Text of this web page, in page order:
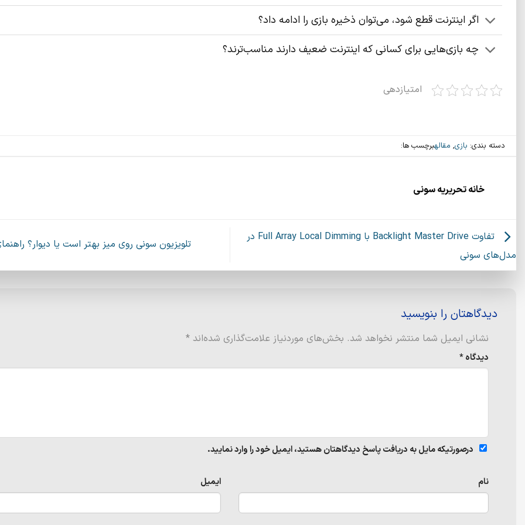
اگر اینترنت قطع شود، می‌توان ذخیره بازی را ادامه داد؟
چه بازی‌هایی برای کسانی که اینترنت ضعیف دارند مناسب‌ترند؟
امتیازدهی
دسته بندی: بازی, مقالهبرچسب ها:
خانه تحریریه سونی
تفاوت Backlight Master Drive با Full Array Local Dimming در
مدل‌های سونی
تلویزیون سونی روی میز بهتر است یا دیوار؟
دیدگاهتان را بنویسید
نشانی ایمیل شما منتشر نخواهد شد. بخش‌های موردنیاز علامت‌گذاری شده‌اند *
دیدگاه*
درصورتیکه مایل به دریافت پاسخ دیدگاهتان هستید، ایمیل خود را وارد نمایید.
نام ایمیل